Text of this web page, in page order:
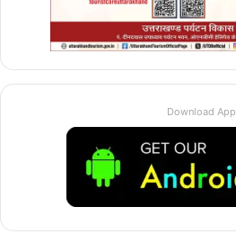
Download App